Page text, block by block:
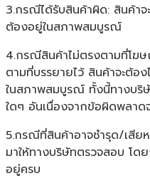
3.กรณีได้รับสินค้าผิด: สินค้าจ
ต้องอยู่ในสภาพสมบูรณ์
4.กรณีสินค้าไม่ตรงตามที่โฆษ
ตามที่บรรยายไว้ สินค้าจะต้อ
ในสภาพสมบูรณ์ ทั้งนี้ทางบริ
ใดๆ อันเนื่องจากข้อผิดพลา
5.กรณีที่สินค้าอาจชำรุด/เสีย
มาให้ทางบริษัทตรวจสอบ โ
อยู่ครบ